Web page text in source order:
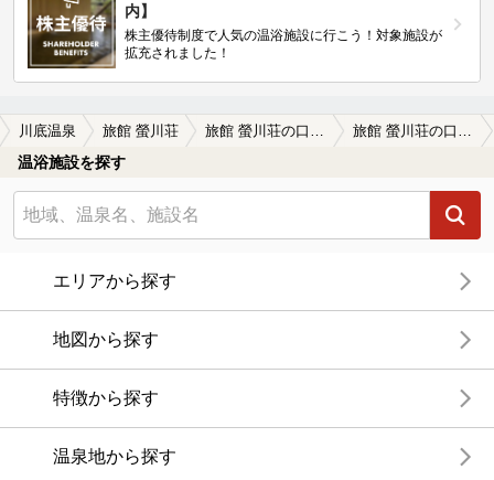
内】
株主優待制度で人気の温浴施設に行こう！対象施設が
拡充されました！
川底温泉 旅館 螢川荘 旅館 螢川荘の口コミ一覧 旅館 螢川荘の口コミ 営業再開して入浴出来ました！ずっと…
温浴施設を探す
エリアから探す
地図から探す
特徴から探す
温泉地から探す